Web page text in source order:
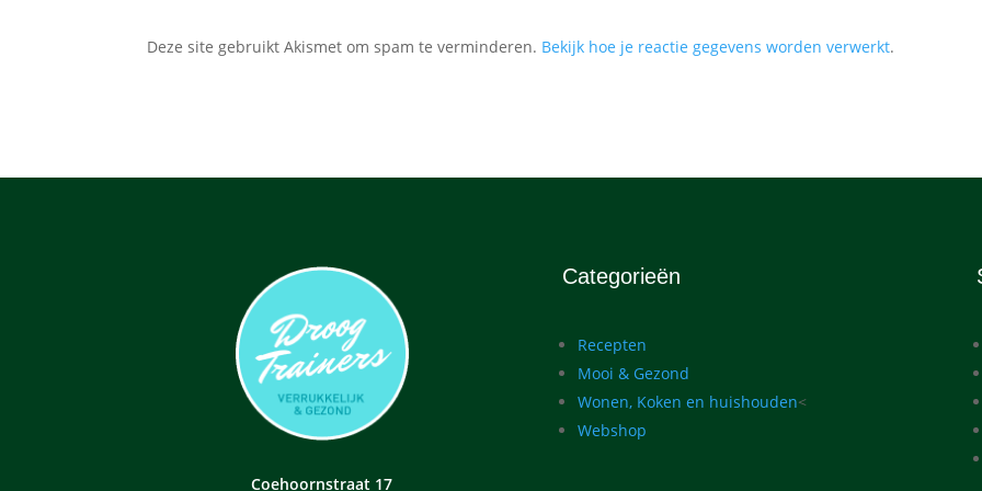
Deze site gebruikt Akismet om spam te verminderen. Bekijk hoe je reactie gegevens worden verwerkt.
Coehoornstraat 17
Categorieën
Recepten
Mooi & Gezond
Wonen, Koken en huishouden<
Webshop